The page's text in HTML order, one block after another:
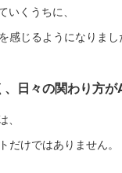
くうちに、
感じるようになりまし
日々の関わり方が
だけではありません。